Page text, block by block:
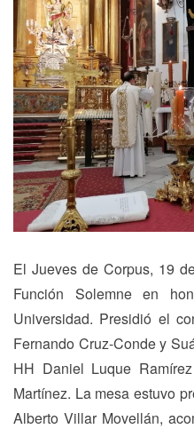
El Jueves de Corpus, 19
Función Solemne en
Universidad. Presidió el
Fernando Cruz-Conde y
HH Daniel Luque
Martínez. La mesa estuvo
Alberto Villar Movellán,